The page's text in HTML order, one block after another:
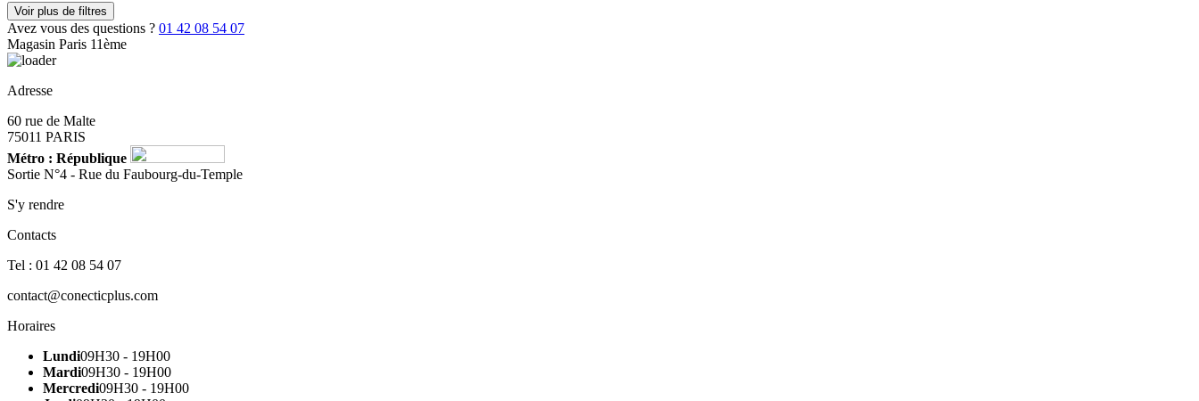
Voir plus de filtres
Avez vous des questions ? 01 42 08 54 07
Magasin Paris 11ème
Adresse
60 rue de Malte
75011 PARIS
Métro : République
Sortie N°4 - Rue du Faubourg-du-Temple
S'y rendre
Contacts
Tel : 01 42 08 54 07
contact@conecticplus.com
Horaires
Lundi09H30 - 19H00
Mardi09H30 - 19H00
Mercredi09H30 - 19H00